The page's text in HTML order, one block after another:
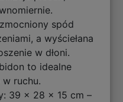
spód
a wyściełana
w dłoni.
to idealne
ruchu.
39 x 28 x 15 cm –